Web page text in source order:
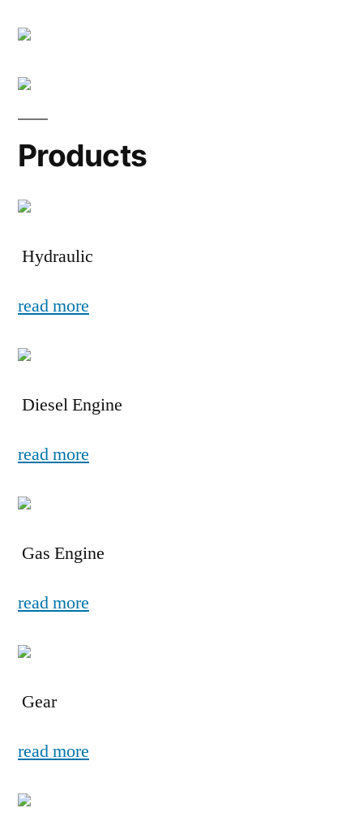
Products
Hydraulic
read more
Diesel Engine
read more
Gas Engine
read more
Gear
read more